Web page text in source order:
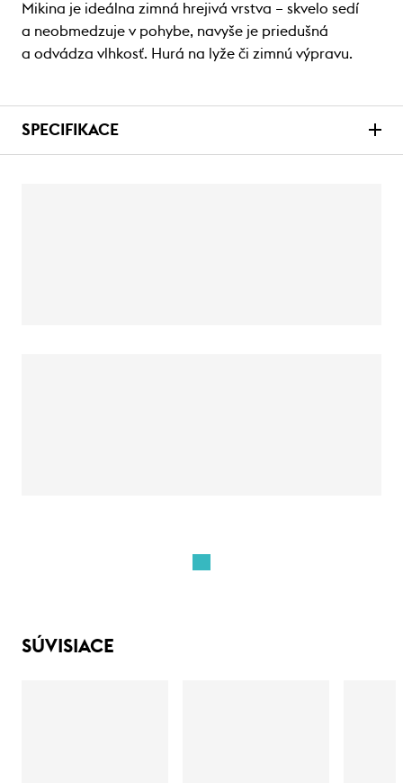
Mikina je ideálna zimná hrejivá vrstva – skvelo sedí
a neobmedzuje v pohybe, navyše je priedušná
a odvádza vlhkosť. Hurá na lyže či zimnú výpravu.
SPECIFIKACE
SÚVISIACE